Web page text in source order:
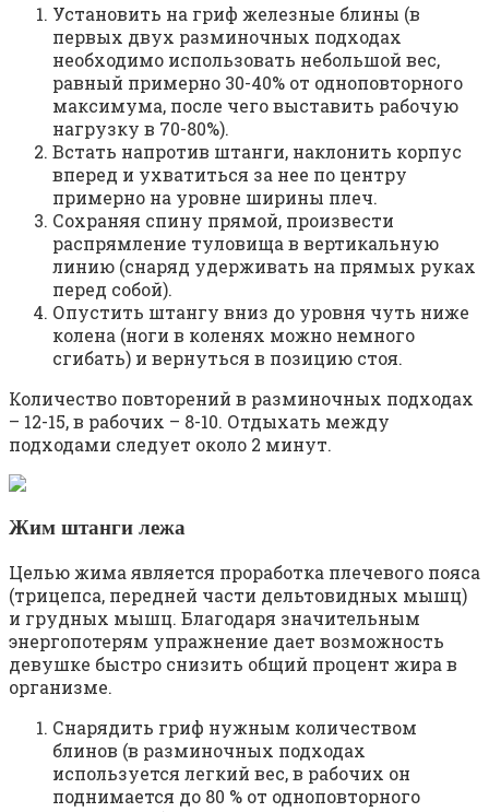
Установить на гриф железные блины (в
первых двух разминочных подходах
необходимо использовать небольшой вес,
равный примерно 30-40% от одноповторного
максимума, после чего выставить рабочую
нагрузку в 70-80%).
Встать напротив штанги, наклонить корпус
вперед и ухватиться за нее по центру
примерно на уровне ширины плеч.
Сохраняя спину прямой, произвести
распрямление туловища в вертикальную
линию (снаряд удерживать на прямых руках
перед собой).
Опустить штангу вниз до уровня чуть ниже
колена (ноги в коленях можно немного
сгибать) и вернуться в позицию стоя.
Количество повторений в разминочных подходах
– 12-15, в рабочих – 8-10. Отдыхать между
подходами следует около 2 минут.
Жим штанги лежа
Целью жима является проработка плечевого пояса
(трицепса, передней части дельтовидных мышц)
и грудных мышц. Благодаря значительным
энергопотерям упражнение дает возможность
девушке быстро снизить общий процент жира в
организме.
Снарядить гриф нужным количеством
блинов (в разминочных подходах
используется легкий вес, в рабочих он
поднимается до 80 % от одноповторного